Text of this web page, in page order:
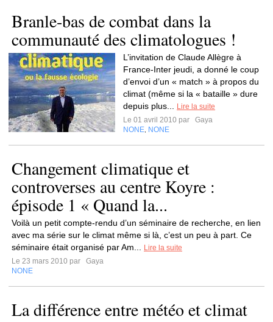
Branle-bas de combat dans la
communauté des climatologues !
L’invitation de Claude Allègre à
France-Inter jeudi, a donné le coup
d’envoi d’un « match » à propos du
climat (même si la « bataille » dure
depuis plus...
Lire la suite
Le 01 avril 2010 par
Gaya
NONE NONE
Changement climatique et
controverses au centre Koyre :
épisode 1 « Quand la...
Voilà un petit compte-rendu d’un séminaire de recherche, en lien
avec ma série sur le climat même si là, c’est un peu à part. Ce
séminaire était organisé par Am...
Lire la suite
Le 23 mars 2010 par
Gaya
NONE
La différence entre météo et climat